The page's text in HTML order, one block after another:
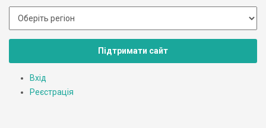
Підтримати сайт
Вхід
Реєстрація